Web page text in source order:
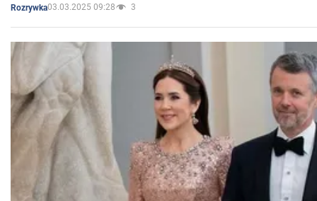
Rozrywka03.03.2025 09:28 3